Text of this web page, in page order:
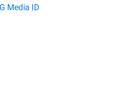
Media ID